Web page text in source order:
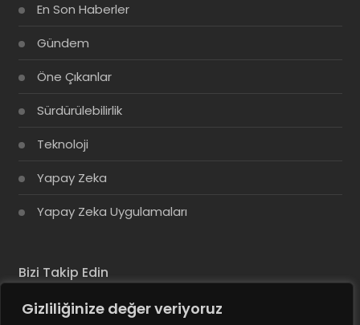
Gizliliğinize değer veriyoruz
En Son Haberler
Gündem
Öne Çıkanlar
Sürdürülebilirlik
Teknoloji
Yapay Zeka
Yapay Zeka Uygulamaları
Bizi Takip Edin